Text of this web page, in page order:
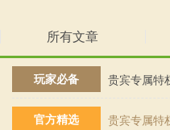
所有文章
玩家必备 贵宾专属特
官方精选 贵宾专属特